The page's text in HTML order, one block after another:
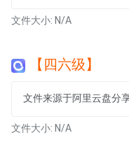
文件大小: N/A
【四六级】
文件来源于阿里云盘分
文件大小: N/A